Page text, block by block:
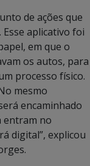
de ações que
aplicativo foi
em que o
os autos, para
processo físico.
mesmo
encaminhado
entram no
digital”, explicou